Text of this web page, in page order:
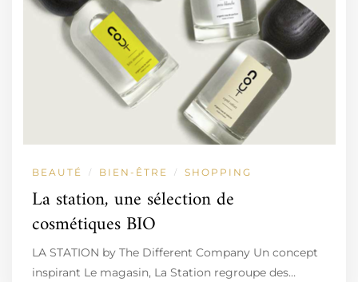
BEAUTÉ / BIEN-ÊTRE / SHOPPING
La station, une sélection de
cosmétiques BIO
LA STATION by The Different Company Un concept
inspirant Le magasin, La Station regroupe des…